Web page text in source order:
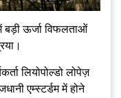
बड़ी ऊर्जा विफलताओं
लियोपोल्डो लोपेज़
एम्स्टर्डम में होने